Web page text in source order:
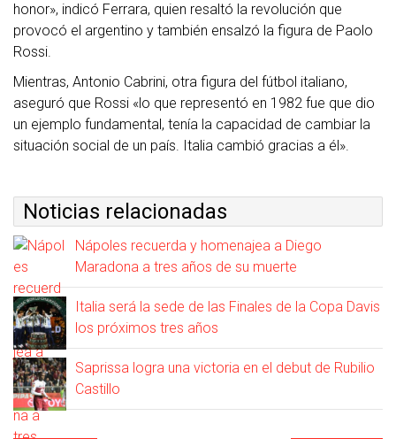
honor», indicó Ferrara, quien resaltó la revolución que
provocó el argentino y también ensalzó la figura de Paolo
Rossi.
Mientras, Antonio Cabrini, otra figura del fútbol italiano,
aseguró que Rossi «lo que representó en 1982 fue que dio
un ejemplo fundamental, tenía la capacidad de cambiar la
situación social de un país. Italia cambió gracias a él».
Noticias relacionadas
Nápoles recuerda y homenajea a Diego
Maradona a tres años de su muerte
Italia será la sede de las Finales de la Copa Davis
los próximos tres años
Saprissa logra una victoria en el debut de Rubilio
Castillo